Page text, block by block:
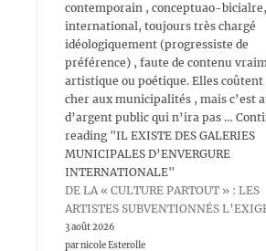
contemporain , conceptuao-bicialre,
international, toujours très chargé
idéologiquement (progressiste de
préférence) , faute de contenu
artistique ou poétique. Elles coûtent
cher aux municipalités , mais c’est
d’argent public qui n’ira pas …
reading "IL EXISTE DES GALERIES
MUNICIPALES D’ENVERGURE
INTERNATIONALE"
DE LA « CULTURE PARTOUT » : LES
ARTISTES SUBVENTIONNÉS
3 août 2026
par nicole Esterolle